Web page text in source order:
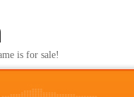
is for sale!